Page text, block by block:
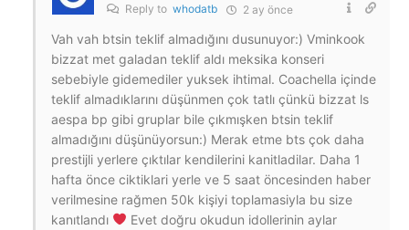
Reply to whodatb 2 ay önce
Vah vah btsin teklif almadığını dusunuyor:) Vminkook
bizzat met galadan teklif aldı meksika konseri
sebebiyle gidemediler yuksek ihtimal. Coachella içinde
teklif almadıklarını düşünmen çok tatlı çünkü bizzat ls
aespa bp gibi gruplar bile çıkmışken btsin teklif
almadığını düşünüyorsun:) Merak etme bts çok daha
prestijli yerlere çıktılar kendilerini kanitladilar. Daha 1
hafta önce ciktiklari yerle ve 5 saat öncesinden haber
verilmesine rağmen 50k kişiyi toplamasiyla bu size
kanıtlandı
Evet doğru okudun idollerinin aylar